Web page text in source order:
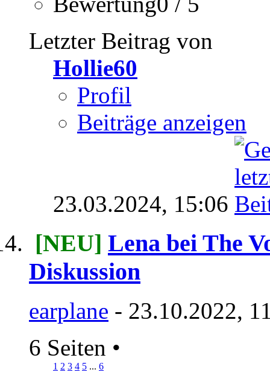
Letzter Beitrag von
Hollie60
Profil
Beiträge anzeigen
23.03.2024, 15:06
[NEU] Lena bei The
Diskussion
earplane - 23.10.2022,
6 Seiten •
1 2 3 4 5 ... 6